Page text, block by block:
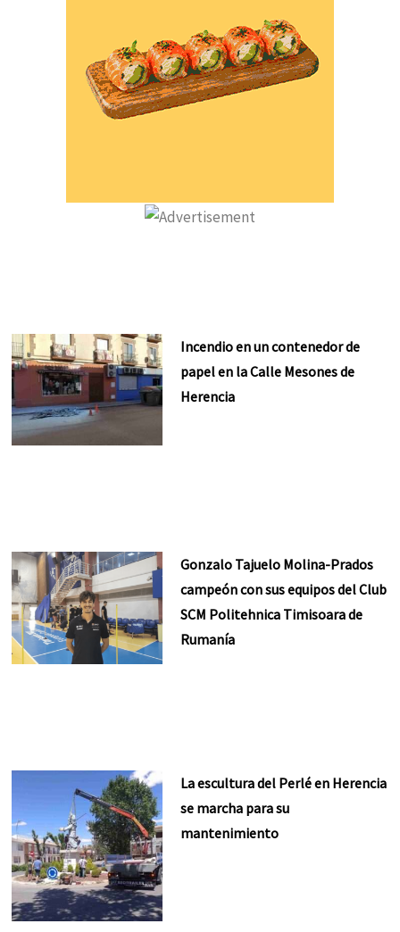
Incendio en un contenedor de
papel en la Calle Mesones de
Herencia
Gonzalo Tajuelo Molina-Prados
campeón con sus equipos del Club
SCM Politehnica Timisoara de
Rumanía
La escultura del Perlé en Herencia
se marcha para su
mantenimiento